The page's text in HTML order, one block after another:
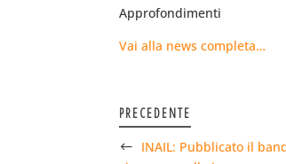
Approfondimenti
Vai alla news completa…
PRECEDENTE
INAIL: Pubblicato il